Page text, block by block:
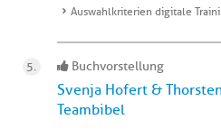
Auswahlkriterien digitale
Buchvorstellung
Svenja Hofert &
Teambibel